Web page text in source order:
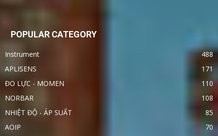
POPULAR CATEGORY
Instrument
488
APLISENS
171
ĐO LỰC - MOMEN
110
NORBAR
108
NHIỆT ĐỘ - ÁP SUẤT
85
AOIP
70